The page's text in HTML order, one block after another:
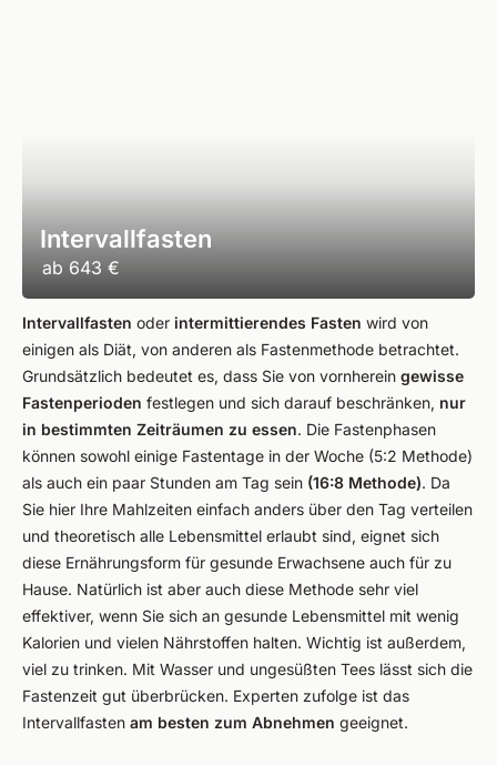
Intervallfasten
ab 643 €
Intervallfasten oder intermittierendes Fasten wird von
einigen als Diät, von anderen als Fastenmethode betrachtet.
Grundsätzlich bedeutet es, dass Sie von vornherein gewisse
Fastenperioden festlegen und sich darauf beschränken, nur
in bestimmten Zeiträumen zu essen. Die Fastenphasen
können sowohl einige Fastentage in der Woche (5:2 Methode)
als auch ein paar Stunden am Tag sein (16:8 Methode). Da
Sie hier Ihre Mahlzeiten einfach anders über den Tag verteilen
und theoretisch alle Lebensmittel erlaubt sind, eignet sich
diese Ernährungsform für gesunde Erwachsene auch für zu
Hause. Natürlich ist aber auch diese Methode sehr viel
effektiver, wenn Sie sich an gesunde Lebensmittel mit wenig
Kalorien und vielen Nährstoffen halten. Wichtig ist außerdem,
viel zu trinken. Mit Wasser und ungesüßten Tees lässt sich die
Fastenzeit gut überbrücken. Experten zufolge ist das
Intervallfasten am besten zum Abnehmen geeignet.